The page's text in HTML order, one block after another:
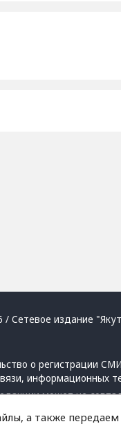
/ Сетевое издание
о регистрации
информационных
может не
материалов
а также